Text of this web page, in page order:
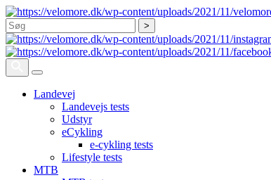
Søg
Landevej
Landevejs tests
Udstyr
eCykling
e-cykling tests
Lifestyle tests
MTB